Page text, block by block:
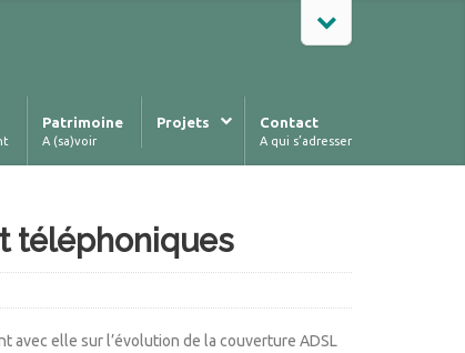
Patrimoine
A (sa)voir
Projets Contact
A qui s’adresser
téléphoniques
avec elle sur l’évolution de la couverture ADSL